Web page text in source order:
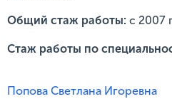
Общий стаж работы: с 2007
Стаж работы по
Попова Светлана Игоревна